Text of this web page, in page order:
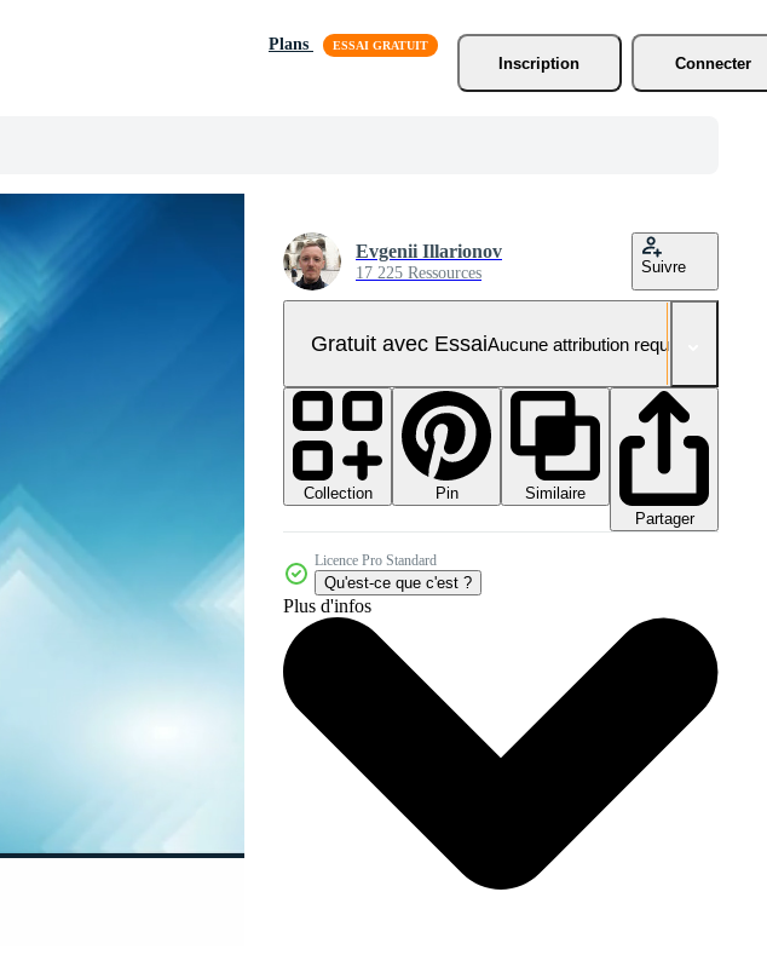
Plans
Inscription
Connecter
Evgenii Illarionov
17 225 Ressources Suivre
Gratuit avec EssaiAucune attribution requise
Collection Pin
Similaire
Partager
Licence Pro Standard
Qu'est-ce que c'est ?
Plus d'infos